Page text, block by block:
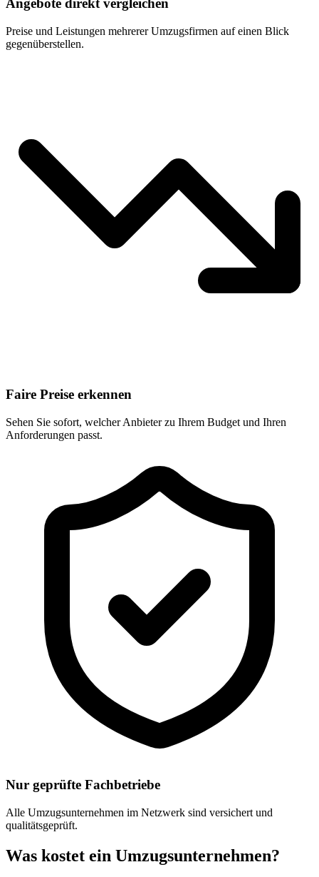
Angebote direkt vergleichen
Preise und Leistungen mehrerer Umzugsfirmen auf einen Blick
gegenüberstellen.
Faire Preise erkennen
Sehen Sie sofort, welcher Anbieter zu Ihrem Budget und Ihren
Anforderungen passt.
Nur geprüfte Fachbetriebe
Alle Umzugsunternehmen im Netzwerk sind versichert und
qualitätsgeprüft.
Was kostet ein Umzugsunternehmen?